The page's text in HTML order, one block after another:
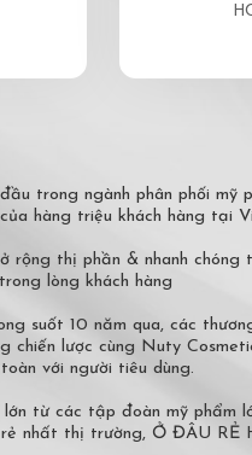
trong ngành phân phối mỹ
hàng triệu khách hàng tại
rộng thị phần & nhanh chóng
lòng khách hàng
suốt 10 năm qua, các
chiến lược cùng Nuty
với người tiêu dùng.
từ các tập đoàn mỹ phẩm
rẻ nhất thị trường, Ở ĐÂU